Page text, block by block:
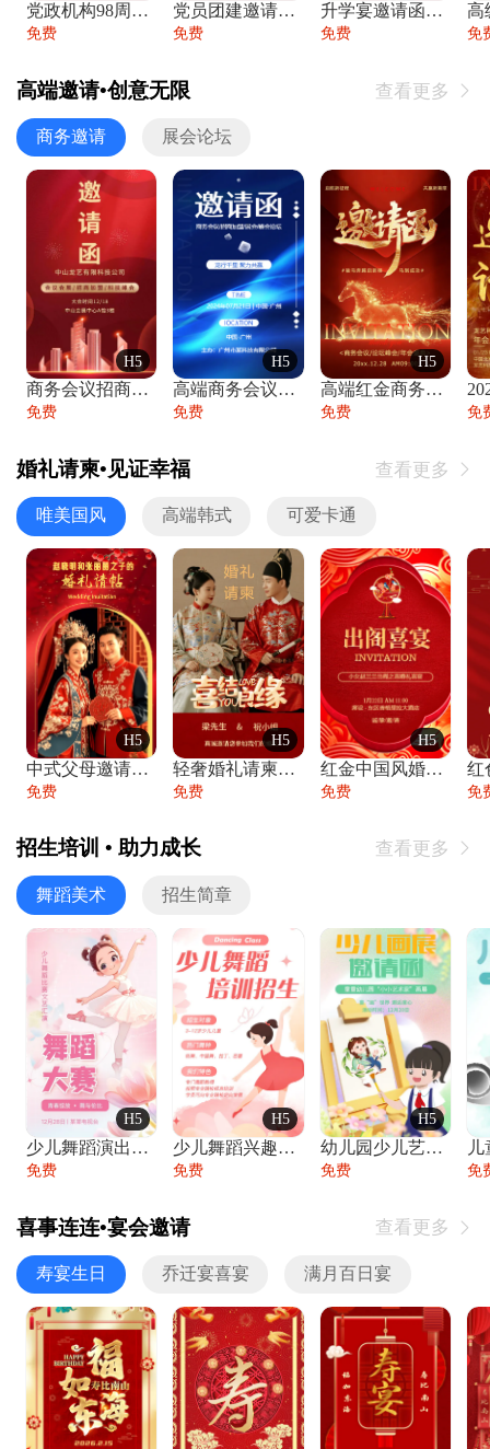
党政机构98周年八一建军节庆祝晚会活动邀
免费
党员团建邀请函党建活动风采党会工作汇报总
免费
升学宴邀请函喜报金榜题名高端谢师宴邀请函
免费 免
高端邀请•创意无限 查看更多 
商务邀请 展会论坛
H5
商务会议招商展会科技峰会邀请函年会邀请
免费
H5
高端商务会议招商加盟展会峰会论坛邀请函
免费
H5
高端红金商务会议年会年终盛典答谢邀请函
免费 免
婚礼请柬•见证幸福 查看更多 
唯美国风 高端韩式 可爱卡通
H5
中式父母邀请函婚礼结婚请柬请贴父母邀请方
免费
H5
轻奢婚礼请柬婚礼邀请函结婚照请帖
免费
H5
红金中国风婚礼请柬出阁喜宴嫁女请帖出阁宴
免费 免
招生培训 • 助力成长 查看更多 
舞蹈美术 招生简章
H5
少儿舞蹈演出舞蹈比赛跳舞大赛文艺汇演活动
免费
H5
少儿舞蹈兴趣班艺术培训学校招生宣传
免费
H5
幼儿园少儿艺术展览绘画展摄影作品展美术展
免费 免
喜事连连•宴会邀请 查看更多 
寿宴生日 乔迁宴喜宴 满月百日宴